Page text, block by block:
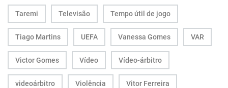
Taremi Televisão Tempo útil de jogo
Tiago Martins UEFA Vanessa Gomes VAR
Victor Gomes Vídeo Vídeo-árbitro
videoárbitro Violência Vitor Ferreira